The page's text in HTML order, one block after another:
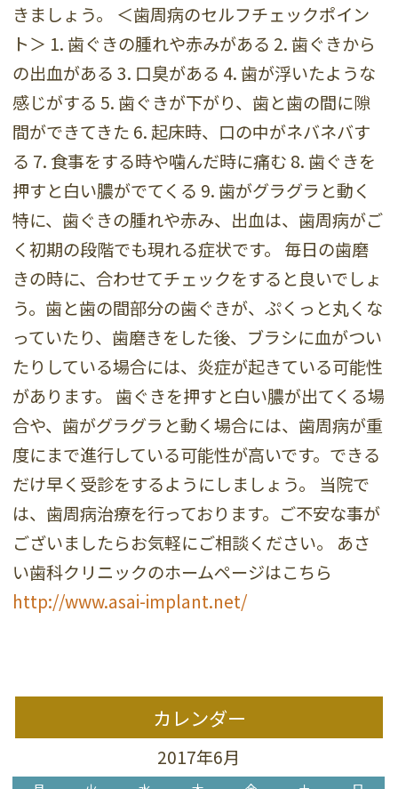
きましょう。 ＜歯周病のセルフチェックポイン
ト＞ 1. 歯ぐきの腫れや赤みがある 2. 歯ぐきから
の出血がある 3. 口臭がある 4. 歯が浮いたような
感じがする 5. 歯ぐきが下がり、歯と歯の間に隙
間ができてきた 6. 起床時、口の中がネバネバす
る 7. 食事をする時や噛んだ時に痛む 8. 歯ぐきを
押すと白い膿がでてくる 9. 歯がグラグラと動く
特に、歯ぐきの腫れや赤み、出血は、歯周病がご
く初期の段階でも現れる症状です。 毎日の歯磨
きの時に、合わせてチェックをすると良いでしょ
う。歯と歯の間部分の歯ぐきが、ぷくっと丸くな
っていたり、歯磨きをした後、ブラシに血がつい
たりしている場合には、炎症が起きている可能性
があります。 歯ぐきを押すと白い膿が出てくる場
合や、歯がグラグラと動く場合には、歯周病が重
度にまで進行している可能性が高いです。できる
だけ早く受診をするようにしましょう。 当院で
は、歯周病治療を行っております。ご不安な事が
ございましたらお気軽にご相談ください。 あさ
い歯科クリニックのホームページはこちら
http://www.asai-implant.net/
カレンダー
2017年6月